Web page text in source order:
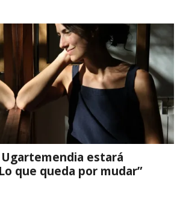
estará
que queda por mudar”